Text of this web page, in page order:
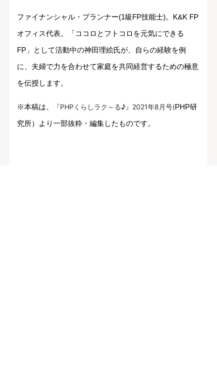
ファイナンシャル・プランナー(1級FP技能士)。K&K FP
オフィス代表。「ココロとフトコロを元気にできる
FP」として活動中の神田理絵氏が、自らの経験を例
に、夫婦で力を合わせて家庭を共同経営するための極意
を伝授します。
※本稿は、 『PHPくらしラク～る♪』2021年8月号(PHP研
究所）より一部抜粋・編集したものです。